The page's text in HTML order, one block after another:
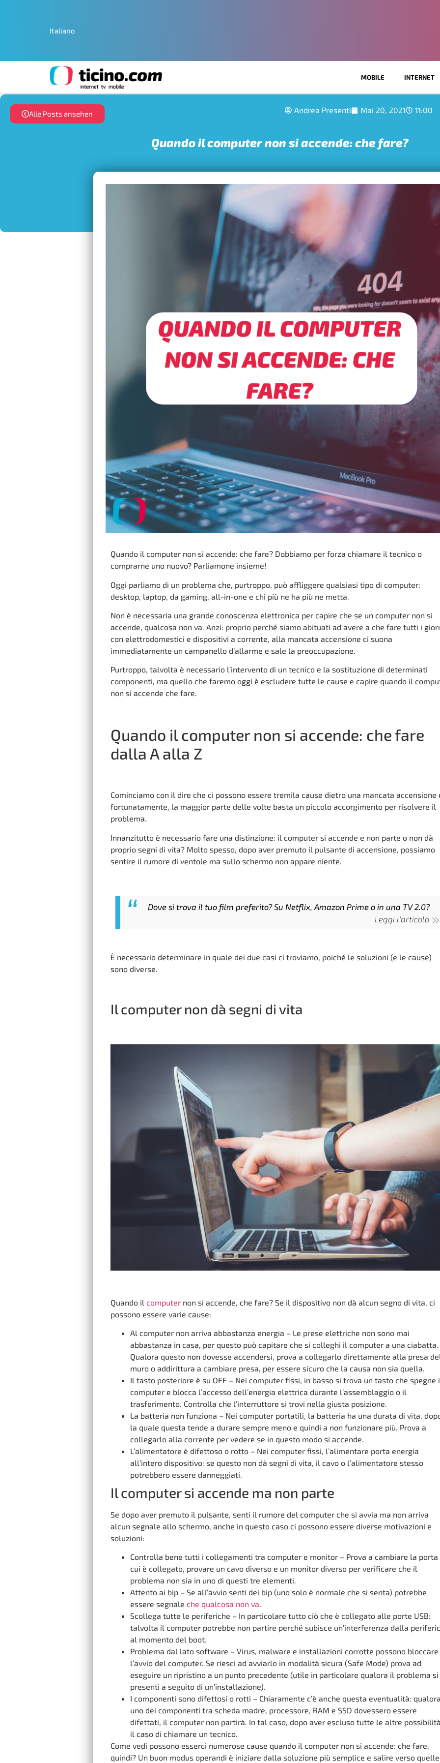
Italiano
MOBILE INTERNET
Alle Posts ansehen Andrea Presenti Mai 20, 2021 11:00
Quando il computer non si accende: che fare?
Quando il computer non si accende: che fare? Dobbiamo per forza chiamare il tecnico o
comprarne uno nuovo? Parliamone insieme!
Oggi parliamo di un problema che, purtroppo, può affliggere qualsiasi tipo di computer:
desktop, laptop, da gaming, all-in-one e chi più ne ha più ne metta.
Non è necessaria una grande conoscenza elettronica per capire che se un computer non si
accende, qualcosa non va. Anzi: proprio perché siamo abituati ad avere a che fare tutti i
con elettrodomestici e dispositivi a corrente, alla mancata accensione ci suona
immediatamente un campanello d’allarme e sale la preoccupazione.
Purtroppo, talvolta è necessario l’intervento di un tecnico e la sostituzione di determinati
componenti, ma quello che faremo oggi è escludere tutte le cause e capire quando il
non si accende che fare.
Quando il computer non si accende: che fare
dalla A alla Z
Cominciamo con il dire che ci possono essere tremila cause dietro una mancata accensione
fortunatamente, la maggior parte delle volte basta un piccolo accorgimento per risolvere il
problema.
Innanzitutto è necessario fare una distinzione: il computer si accende e non parte o non dà
proprio segni di vita? Molto spesso, dopo aver premuto il pulsante di accensione, possiamo
sentire il rumore di ventole ma sullo schermo non appare niente.
Dove si trova il tuo film preferito? Su Netflix, Amazon Prime o in una TV 2.0?
Leggi l'articolo
È necessario determinare in quale dei due casi ci troviamo, poiché le soluzioni (e le cause)
sono diverse.
Il computer non dà segni di vita
Quando il computernon si accende, che fare? Se il dispositivo non dà alcun segno di vita, ci
possono essere varie cause:
Al computer non arriva abbastanza energia – Le prese elettriche non sono mai
abbastanza in casa, per questo può capitare che si colleghi il computer a una ciabatta.
Qualora questo non dovesse accendersi, prova a collegarlo direttamente alla presa
muro o addirittura a cambiare presa, per essere sicuro che la causa non sia quella.
Il tasto posteriore è su OFF – Nei computer fissi, in basso si trova un tasto che spegne
computer e blocca l’accesso dell’energia elettrica durante l’assemblaggio o il
trasferimento. Controlla che l’interruttore si trovi nella giusta posizione.
La batteria non funziona – Nei computer portatili, la batteria ha una durata di vita,
la quale questa tende a durare sempre meno e quindi a non funzionare più. Prova a
collegarlo alla corrente per vedere se in questo modo si accende.
L’alimentatore è difettoso o rotto – Nei computer fissi, l’alimentare porta energia
all’intero dispositivo: se questo non dà segni di vita, il cavo o l’alimentatore stesso
potrebbero essere danneggiati.
Il computer si accende ma non parte
Se dopo aver premuto il pulsante, senti il rumore del computer che si avvia ma non arriva
alcun segnale allo schermo, anche in questo caso ci possono essere diverse motivazioni e
soluzioni:
Controlla bene tutti i collegamenti tra computer e monitor – Prova a cambiare la porta
cui è collegato, provare un cavo diverso e un monitor diverso per verificare che il
problema non sia in uno di questi tre elementi.
Attento ai bip – Se all’avvio senti dei bip (uno solo è normale che si senta) potrebbe
essere segnale che qualcosa non va.
Scollega tutte le periferiche – In particolare tutto ciò che è collegato alle porte USB:
talvolta il computer potrebbe non partire perché subisce un’interferenza dalla
al momento del boot.
Problema dal lato software – Virus, malware e installazioni corrotte possono bloccare
l’avvio del computer. Se riesci ad avviarlo in modalità sicura (Safe Mode) prova ad
eseguire un ripristino a un punto precedente (utile in particolare qualora il problema si
presenti a seguito di un’installazione).
I componenti sono difettosi o rotti – Chiaramente c’è anche questa eventualità:
uno dei componenti tra scheda madre, processore, RAM e SSD dovessero essere
difettati, il computer non partirà. In tal caso, dopo aver escluso tutte le altre
il caso di chiamare un tecnico.
Come vedi possono esserci numerose cause quando il computer non si accende: che fare,
quindi? Un buon modus operandi è iniziare dalla soluzione più semplice e salire verso quelle